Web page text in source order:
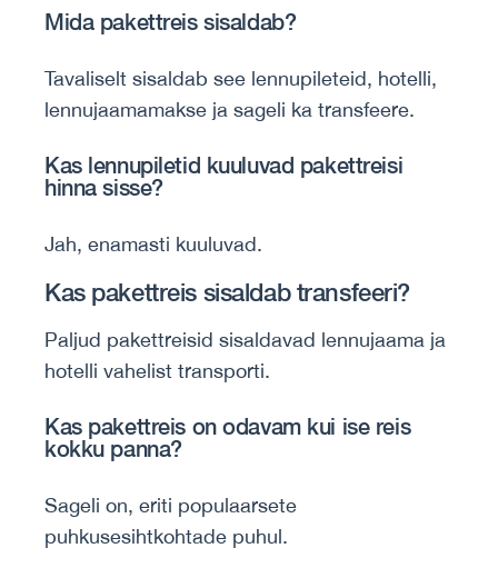
Mida pakettreis sisaldab?
Tavaliselt sisaldab see lennupileteid, hotelli,
lennujaamamakse ja sageli ka transfeere.
Kas lennupiletid kuuluvad pakettreisi
hinna sisse?
Jah, enamasti kuuluvad.
Kas pakettreis sisaldab transfeeri?
Paljud pakettreisid sisaldavad lennujaama ja
hotelli vahelist transporti.
Kas pakettreis on odavam kui ise reis
kokku panna?
Sageli on, eriti populaarsete
puhkusesihtkohtade puhul.